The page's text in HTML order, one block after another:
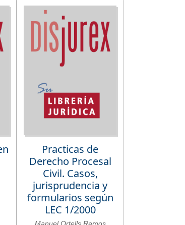
Practicas de
Derecho Procesal
Civil. Casos,
jurisprudencia y
formularios según
LEC 1/2000
Manuel Ortells Ramos